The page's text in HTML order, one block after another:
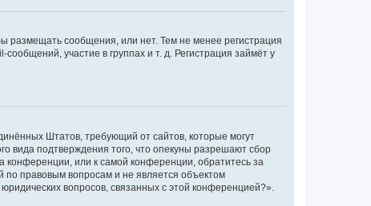
размещать сообщения, или нет. Тем не менее регистрация
участие в группах и т. д. Регистрация займёт у
Штатов, требующий от сайтов, которые могут
вида подтверждения того, что опекуны разрешают сбор
или к самой конференции, обратитесь за
правовым вопросам и не является объектом
вопросов, связанных с этой конференцией?».